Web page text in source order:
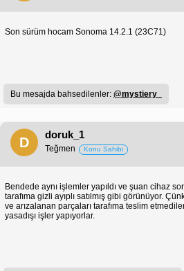
Son sürüm hocam Sonoma 14.2.1 (23C71)
Bu mesajda bahsedilenler: @mystiery_
D
doruk_1
Teğmen Konu Sahibi
Bendede aynı işlemler yapıldı ve şuan cihaz
tarafıma gizli ayıplı satılmış gibi görünüyor.
ve arızalanan parçaları tarafıma teslim
yasadışı işler yapıyorlar.